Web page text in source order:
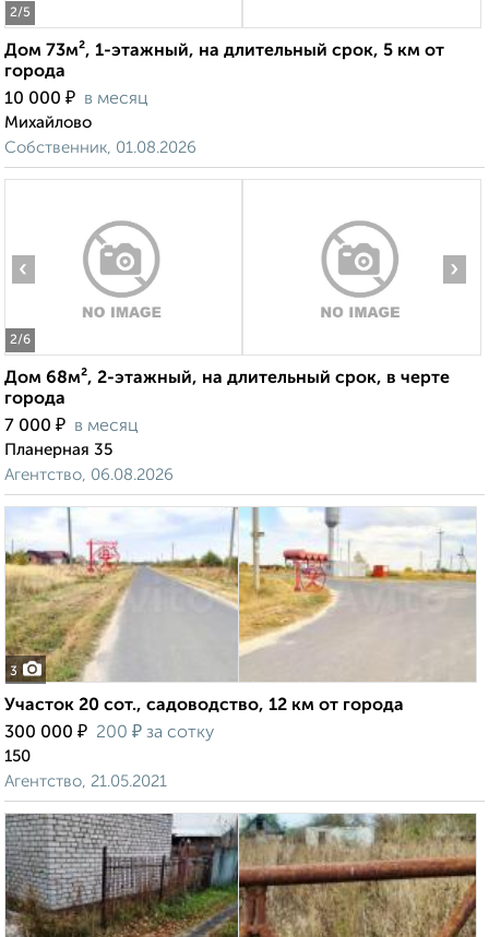
2/5
Дом 73м², 1-этажный, на длительный срок, 5 км от
города
10 000 ₽ в месяц
Михайлово
Собственник, 01.08.2026
2/6
‹ ›
Дом 68м², 2-этажный, на длительный срок, в черте
города
7 000 ₽ в месяц
Планерная 35
Агентство, 06.08.2026
3
Участок 20 сот., садоводство, 12 км от города
300 000 ₽ 200 ₽ за сотку
150
Агентство, 21.05.2021